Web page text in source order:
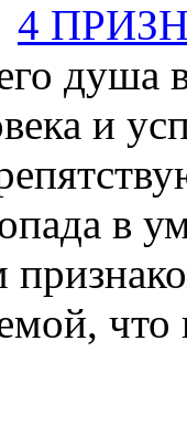
4
душа
и
в
что